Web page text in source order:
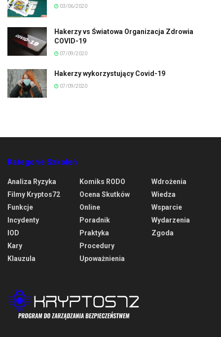
03/06/2020
Hakerzy vs Światowa Organizacja Zdrowia
COVID-19
07/09/2020
Hakerzy wykorzystujący Covid-19
07/09/2020
Kategorie Szkoleń
Analiza Ryzyka
Filmy Kryptos72
Funkcje
Incydenty
IOD
Kary
Klauzula
Komiks RODO
Ocena Skutków
Online
Poradnik
Praktyka
Procedury
Upoważnienia
Wdrożenia
Wiedza
Wsparcie
Wydarzenia
Zgoda